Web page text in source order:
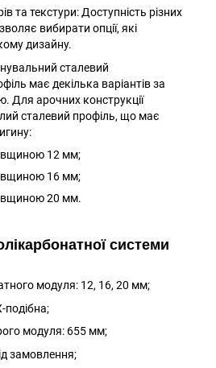
та текстури: Доступність різних
вибирати опції, які
дизайну.
сталевий
має декілька варіантів за
Для арочних конструкції
сталевий профіль, що має
12 мм;
16 мм;
20 мм.
системи
модуля: 12, 16, 20 мм;
подібна;
модуля: 655 мм;
замовлення;